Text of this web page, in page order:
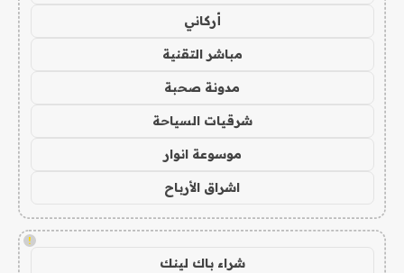
أركاني
مباشر التقنية
مدونة صحبة
شرقيات السياحة
موسوعة انوار
اشراق الأرباح
!
شراء باك لينك